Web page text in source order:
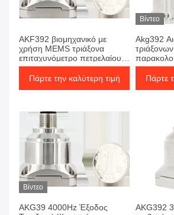
AKF392 βιομηχανικό με
χρήση MEMS τριάξονα
επιταχυνόμετρο πετρελαίου
γεωτρήσεις αισθητήρα
δονήσεων
Πάρτε την καλύτερη τιμή
Βίντεο
Akg392
ενέργειας
Πάρτε
Βίντεο
AKG39 4000Hz Έξοδος
AKG392